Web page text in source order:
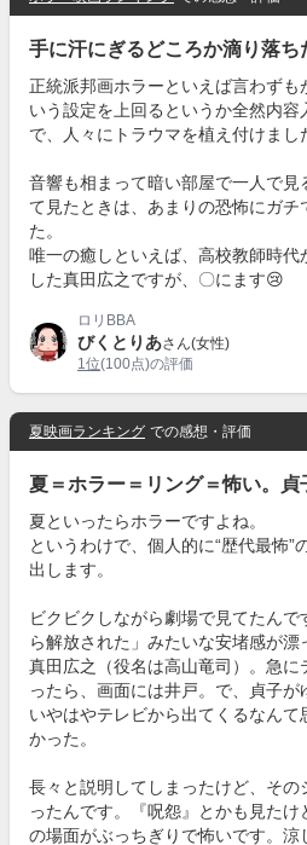
手に汗にぎるどころか滴り落ち
正統派邦画ホラーといえば言わずも
いう設定を上回るというか全然内容
で、人々にトラウマを植え付けまし
音響も相まって暗い部屋で一人で見
て見たときは、あまりの恐怖にガチ
た。
唯一の癒しといえば、高校教師時
した真田広之ですが、〇にます😢
ロリBBA
びくとりあさん(女性)
1位(100点)の評価
夏映画ランキング での感想・評価
夏＝ホラー＝リング＝怖い。貞
夏といったらホラーですよね。
というわけで、個人的に“歴代最怖”
出します。
ビクビクしながら劇場で見てたん
ら解放された」みたいな安堵感が
真田広之（役名は高山竜司）。急に
ったら、画面には井戸。で、貞子が
いやはやテレビから出てくるなん
かった。
長々と説明してしまったけど、そ
ったんです。『呪怨』とかも見た
の場面がぶっちぎりで怖いです。涼